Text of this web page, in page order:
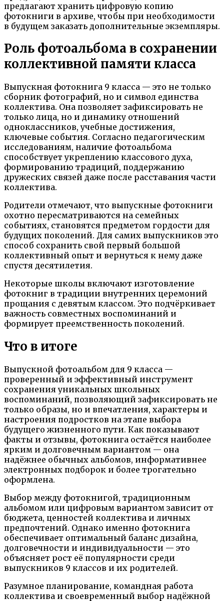
предлагают хранить цифровую копию
фотокниги в архиве, чтобы при необходимости
в будущем заказать дополнительные экземпляры.
Роль фотоальбома в сохранении
коллективной памяти класса
Выпускная фотокнига 9 класса — это не только
сборник фотографий, но и символ единства
коллектива. Она позволяет зафиксировать не
только лица, но и динамику отношений
одноклассников, учебные достижения,
ключевые события. Согласно педагогическим
исследованиям, наличие фотоальбома
способствует укреплению классового духа,
формированию традиций, поддержанию
дружеских связей даже после расставания части
коллектива.
Родители отмечают, что выпускные фотокниги
охотно пересматриваются на семейных
событиях, становятся предметом гордости для
будущих поколений. Для самих выпускников это
способ сохранить свой первый большой
коллективный опыт и вернуться к нему даже
спустя десятилетия.
Некоторые школы включают изготовление
фотокниг в традиции внутренних церемоний
прощания с девятым классом. Это подчёркивает
важность совместных воспоминаний и
формирует преемственность поколений.
Что в итоге
Выпускной фотоальбом для 9 класса —
проверенный и эффективный инструмент
сохранения уникальных школьных
воспоминаний, позволяющий зафиксировать не
только образы, но и впечатления, характеры и
настроения подростков на этапе выбора
будущего жизненного пути. Как показывают
факты и отзывы, фотокнига остаётся наиболее
ярким и долговечным вариантом — она
надёжнее обычных альбомов, информативнее
электронных подборок и более трогательно
оформлена.
Выбор между фотокнигой, традиционным
альбомом или цифровым вариантом зависит от
бюджета, ценностей коллектива и личных
предпочтений. Однако именно фотокнига
обеспечивает оптимальный баланс дизайна,
долговечности и индивидуальности — это
объясняет рост её популярности среди
выпускников 9 классов и их родителей.
Разумное планирование, командная работа
коллектива и своевременный выбор надёжной